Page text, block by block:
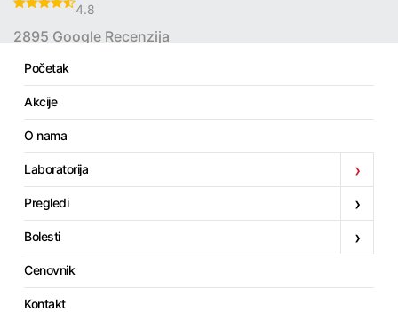
Početak
Akcije
O nama
Laboratorija ›
Pregledi ›
Bolesti ›
Cenovnik
Kontakt
4.8
2895 Google Recenzija
Linkovi
Početak
O nama
Laboratorija
Pregledi
Bolesti